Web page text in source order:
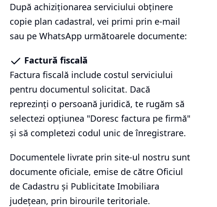
După achiziționarea serviciului obținere
copie plan cadastral, vei primi prin e-mail
sau pe WhatsApp următoarele documente:
Factură fiscală
Factura fiscală include costul serviciului
pentru documentul solicitat. Dacă
reprezinți o persoană juridică, te rugăm să
selectezi opțiunea "Doresc factura pe firmă"
și să completezi codul unic de înregistrare.
Documentele livrate prin site-ul nostru sunt
documente oficiale, emise de către Oficiul
de Cadastru și Publicitate Imobiliara
județean, prin birourile teritoriale.